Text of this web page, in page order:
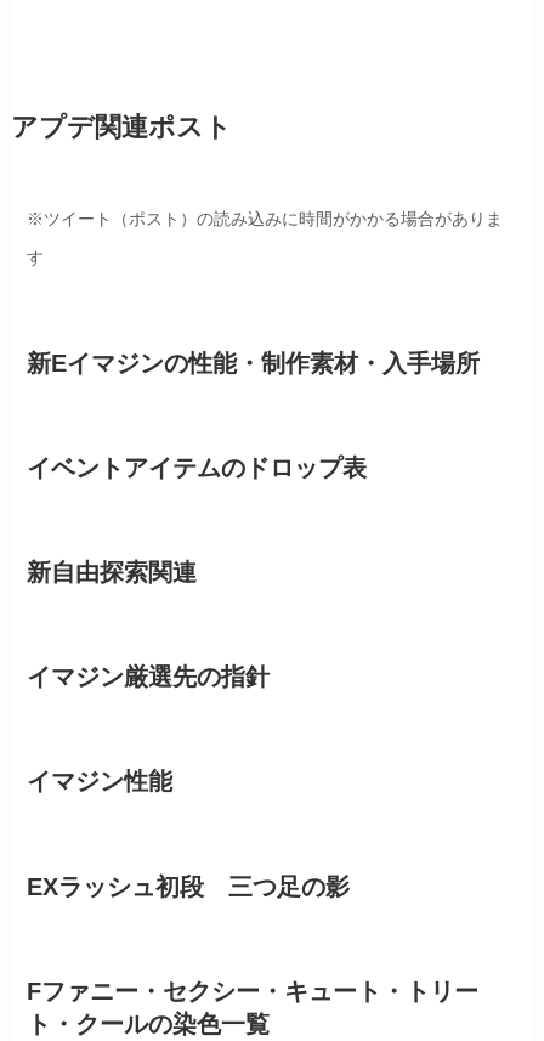
アプデ関連ポスト
※ツイート（ポスト）の読み込みに時間がかかる場合がありま
す
新Eイマジンの性能・制作素材・入手場所
イベントアイテムのドロップ表
新自由探索関連
イマジン厳選先の指針
イマジン性能
EXラッシュ初段 三つ足の影
Fファニー・セクシー・キュート・トリー
ト・クールの染色一覧